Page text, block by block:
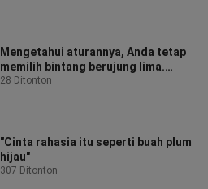
Mengetahui aturannya, Anda tetap
memilih bintang berujung lima.
Bukankah △ yang paling mudah?
28 Ditonton
"Cinta rahasia itu seperti buah plum
hijau"
307 Ditonton